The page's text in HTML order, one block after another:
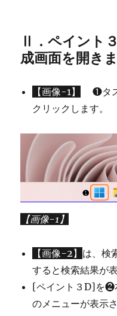
Ⅱ．ペイント
成画面を開き
【画像-1】
❶タス
クリックします。
【画像-1】
【画像-2】 は、検
すると検索結果が
[ペイント３D]を❷
のメニューが表示